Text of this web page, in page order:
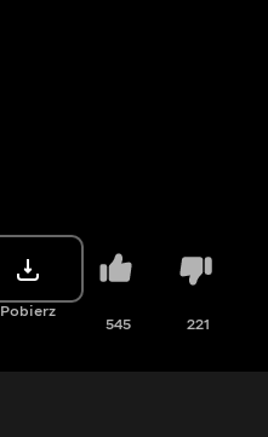
Pobierz
545 221